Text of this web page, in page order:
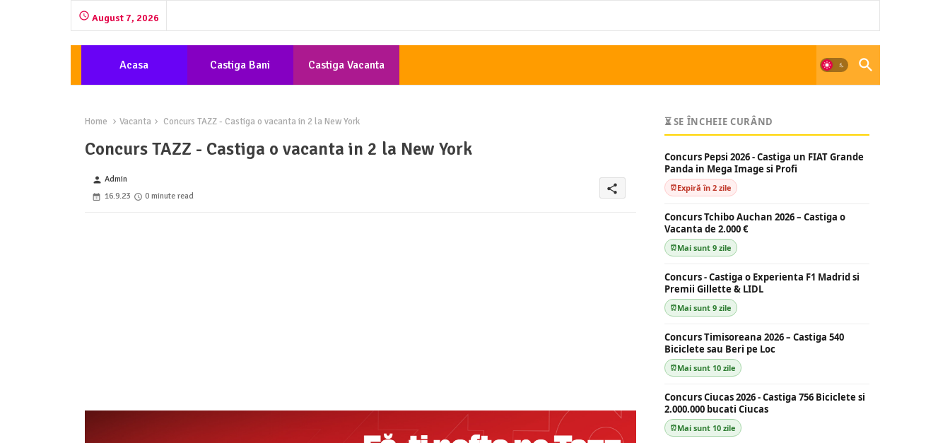
August 7, 2026
Acasa Castiga Bani Castiga Vacanta
Home Vacanta Concurs TAZZ - Castiga o vacanta in 2 la New York
Concurs TAZZ - Castiga o vacanta in 2 la New York
person Admin
16.9.23
0 minute read
share
⏳ SE ÎNCHEIE CURÂND
Concurs Pepsi 2026 - Castiga un FIAT Grande
Panda in Mega Image si Profi
Expiră în 2 zile
Concurs Tchibo Auchan 2026 – Castiga o
Vacanta de 2.000 €
Mai sunt 9 zile
Concurs - Castiga o Experienta F1 Madrid si
Premii Gillette & LIDL
Mai sunt 9 zile
Concurs Timisoreana 2026 – Castiga 540
Biciclete sau Beri pe Loc
Mai sunt 10 zile
Concurs Ciucas 2026 - Castiga 756 Biciclete si
2.000.000 bucati Ciucas
Mai sunt 10 zile